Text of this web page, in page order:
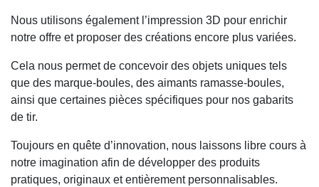
Nous utilisons également l’impression 3D pour enrichir
notre offre et proposer des créations encore plus variées.
Cela nous permet de concevoir des objets uniques tels
que des marque-boules, des aimants ramasse-boules,
ainsi que certaines pièces spécifiques pour nos gabarits
de tir.
Toujours en quête d’innovation, nous laissons libre cours à
notre imagination afin de développer des produits
pratiques, originaux et entièrement personnalisables.